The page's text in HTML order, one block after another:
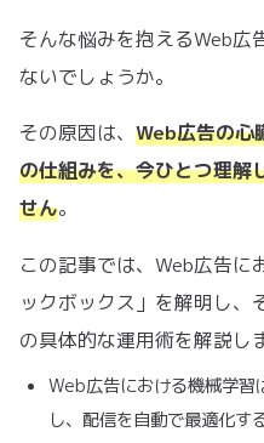
そんな悩みを抱えるWeb広
ないでしょうか。
その原因は、 Web広告の心
の仕組みを、今ひとつ理解
せん。
この記事では、Web広告に
ックボックス」を解明し、
の具体的な運用術を解説し
Web広告における機械学習
し、配信を自動で最適化す